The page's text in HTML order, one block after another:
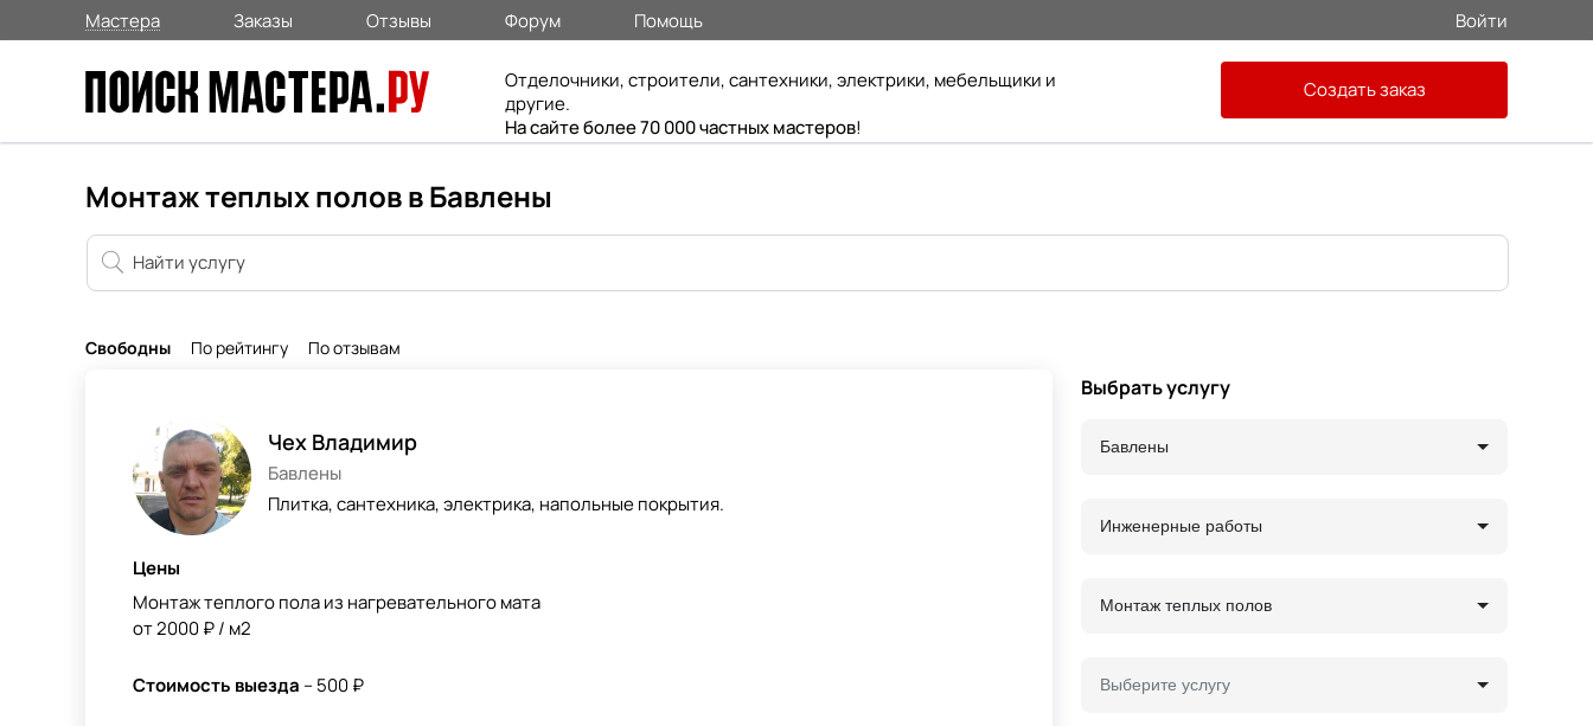
Мастера Заказы Отзывы Форум Помощь Войти
Отделочники, строители, сантехники, электрики, мебельщики и
другие.
На сайте более 70 000 частных мастеров!
Создать заказ
Монтаж теплых полов в Бавлены
Свободны По рейтингу По отзывам
Чех Владимир
Бавлены
Плитка, сантехника, электрика, напольные покрытия.
Цены
Монтаж теплого пола из нагревательного мата
от 2000 ₽ / м2
Стоимость выезда – 500 ₽
Выбрать услугу
Бавлены
Инженерные работы
Монтаж теплых полов
Выберите услугу